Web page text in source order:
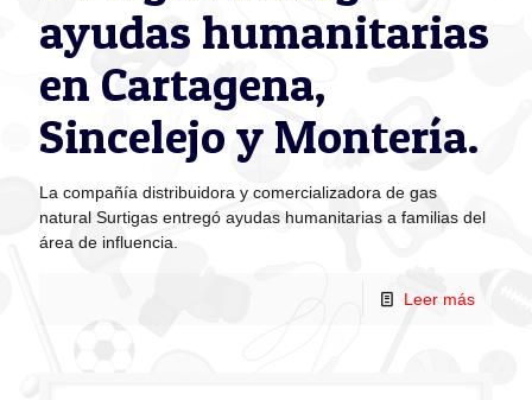
ayudas humanitarias
en Cartagena,
Sincelejo y Montería.
La compañía distribuidora y comercializadora de gas
natural Surtigas entregó ayudas humanitarias a familias del
área de influencia.
Leer más